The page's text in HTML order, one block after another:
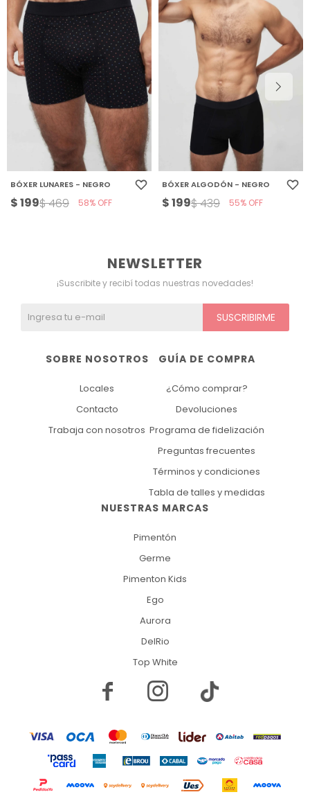
BÓXER LUNARES - NEGRO
$199$469 58
BÓXER ALGODÓN - NEGRO
$199$439 55
NUESTRAS MARCAS
Pimentón
Germe
Pimenton Kids
Ego
Aurora
DelRio
Top White
GUÍA DE COMPRA
¿Cómo comprar?
Devoluciones
Programa de fidelización
Preguntas frecuentes
Términos y condiciones
Tabla de talles y medidas
SOBRE NOSOTROS
Locales
Contacto
Trabaja con nosotros
NEWSLETTER
¡Suscribite y recibí todas nuestras novedades!
SUSCRIBIRME
 